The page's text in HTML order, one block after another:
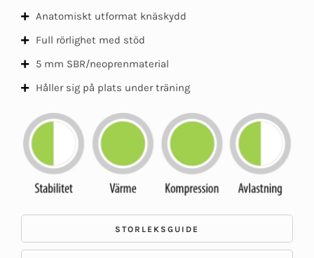
Anatomiskt utformat knäskydd
Full rörlighet med stöd
5 mm SBR/neoprenmaterial
Håller sig på plats under träning
STORLEKSGUIDE